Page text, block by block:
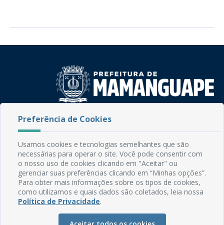
Rua do Imperador, 78, Centro
CEP: 58.280-000 - Mamanguape/PB
Fone: (83) 3292-2246
Email: comunicacao@mamanguape.pb.gov.br
Expediente: Segunda à Sexta, das 08h às 13h
Mapa do Site
Perguntas frequentes
Manual de Navegação
Preferência de Cookies
Usamos cookies e tecnologias semelhantes que são
necessárias para operar o site. Você pode consentir com
o nosso uso de cookies clicando em "Aceitar" ou
gerenciar suas preferências clicando em “Minhas opções”.
Para obter mais informações sobre os tipos de cookies,
como utilizamos e quais dados são coletados, leia nossa
Política de Privacidade.